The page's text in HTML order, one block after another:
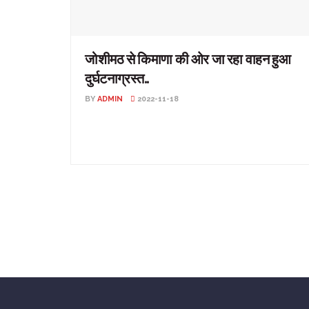
जोशीमठ से किमाणा की ओर जा रहा वाहन हुआ
दुर्घटनाग्रस्त..
BY ADMIN 2022-11-18